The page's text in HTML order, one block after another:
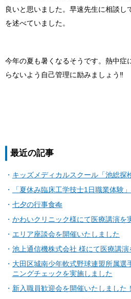
良いと思いました。早速先生に相談し
を述べていました。
今年の夏も暑くなるそうです。熱中症
らないよう自己管理に励みましょう‼
最近の記事
キッズメディカルスクール「池総探
「夏休み臨床工学技士1日職業体験
七夕の行事食🎋
かわいクリニック様にて医療講演を
エリア座談会を開催いたしました
池上通信機株式会社 様にて医療講演
大田区城南少年軟式野球連盟所属選
ニングチェックを実施しました
新入職員歓迎会を開催いたしました！